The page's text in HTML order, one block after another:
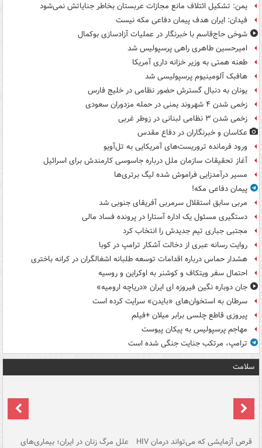
یمن: تشکیل ائتلاف مانع مجازات عربستان بخاطر جنایاتش نمی‌شود
فیدان: ایران هدف پیمان دفاعی مکه نیست
شوخی حاج‌قاسم با خبرنگار در عملیات آزادسازی بوکمال
امیرحسین طاهری راهی پرسپولیس شد
طعنه همتی به وزیر خزانه داری آمریکا
هافبک آلومینیوم پرسپولیسی شد
یونان به دنبال گسترش حضور نظامی در خلیج فارس
زخمی شدن ۴ شهروند یمنی در حمله مزدوران سعودی
زخمی شدن ۳ نظامی لبنانی در زوطر غربی
عکاسان و خبرنگاران در دفاع مقدس
ورود فرمانده تروریست‌های آمریکایی به تل‌آویو
آغاز تحقیقات سازمان ملل درباره جاسوسی کارمندش برای اسرائیل
مسیر درآمدزایی فراموش شده لیگ برتری‌ها
پیمان دفاعی مکه!
مربی سابق استقلال سرمربی آفریقای جنوبی شد
دستگیری مسئول یک اداره آستارا در پرونده فساد مالی
مجتبی جباری تیم جدیدش را انتخاب کرد
روایت رسانه عبری از دخالت آشکار ترامپ در کوبا
هشدار حماس درباره اقدامات توسعه طلبانه اشغالگران در کرانه باختری
احتمال سفر ویتکاف و کوشنر به اوکراین و روسیه
جان دوباره نگین فیروزه ای ایران «دریاچه ارومیه»
سرطان به استخوان‌های «بایدن» سرایت کرده است
پیروزی قاطع چلسی برابر میلان +فیلم
مهاجم پرسپولیس به پیکان پیوست
ترامپ، مرتکب جنایت جنگی شده است
سلامت
قرص آزمایشی که می‌تواند درمان HIV علل مرگ زنان در ایران؛ بیماری‌های